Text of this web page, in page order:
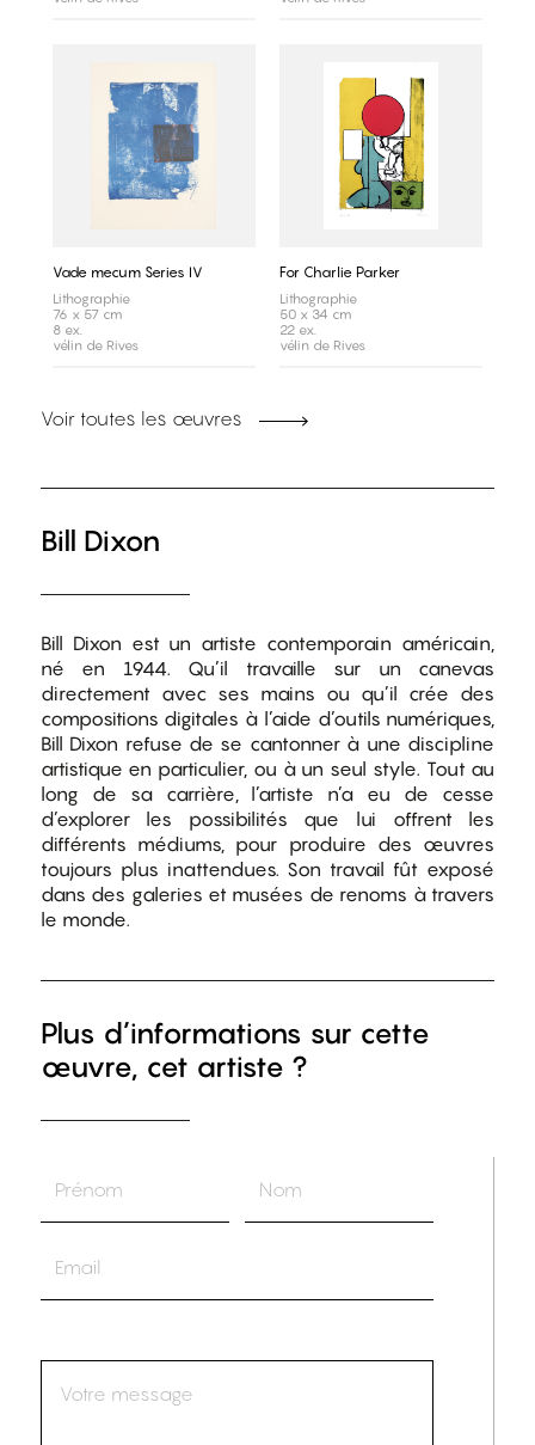
Vade mecum Series IV
Lithographie
76 x 57 cm
8 ex.
vélin de Rives
For Charlie Parker
Lithographie
50 x 34 cm
22 ex.
vélin de Rives
Voir toutes les œuvres
Bill Dixon
Bill Dixon est un artiste contemporain américain,
né en 1944. Qu’il travaille sur un canevas
directement avec ses mains ou qu’il crée des
compositions digitales à l’aide d’outils numériques,
Bill Dixon refuse de se cantonner à une discipline
artistique en particulier, ou à un seul style. Tout au
long de sa carrière, l’artiste n’a eu de cesse
d’explorer les possibilités que lui offrent les
différents médiums, pour produire des œuvres
toujours plus inattendues. Son travail fût exposé
dans des galeries et musées de renoms à travers
le monde.
Plus d’informations sur cette
œuvre, cet artiste ?